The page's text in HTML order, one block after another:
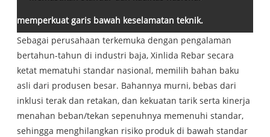
memperkuat garis bawah keselamatan teknik.
Sebagai perusahaan terkemuka dengan pengalaman
bertahun-tahun di industri baja, Xinlida Rebar secara
ketat mematuhi standar nasional, memilih bahan baku
asli dari produsen besar. Bahannya murni, bebas dari
inklusi terak dan retakan, dan kekuatan tarik serta kinerja
menahan beban/tekan sepenuhnya memenuhi standar,
sehingga menghilangkan risiko produk di bawah standar